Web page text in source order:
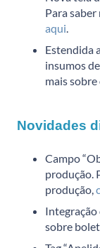
Para saber
aqui
Estendida
insumos
mais
Novidades
Campo
produção.
produção,
Integração
sobre